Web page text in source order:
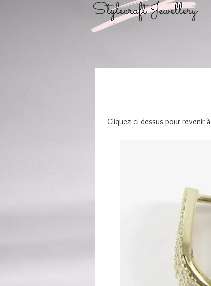
Cliquez ci-dessus pour revenir